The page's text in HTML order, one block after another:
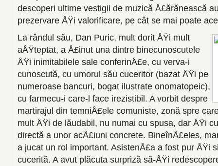
descoperi ultime vestigii de muzică Å£ărănească
prezervare ÅŸi valorificare, pe cât se mai poate
La rândul său, Dan Puric, mult dorit ÅŸi mult
aÅŸteptat, a Å£inut una dintre binecunoscutele
ÅŸi inimitabilele sale conferinÅ£e, cu verva-i
cunoscută, cu umorul său cuceritor (bazat ÅŸi pe
numeroase bancuri, bogat ilustrate onomatopeic),
cu farmecu-i care-l face irezistibil. A vorbit despre
martirajul din temniÅ£ele comuniste, zonă spre
mult ÅŸi de lăudabil, nu numai cu spusa, dar ÅŸi
directă a unor acÅ£iuni concrete. BineînÅ£eles,
a jucat un rol important. AsistenÅ£a a fost pur ÅŸi
cucerită. A avut plăcuta surpriză să-ÅŸi